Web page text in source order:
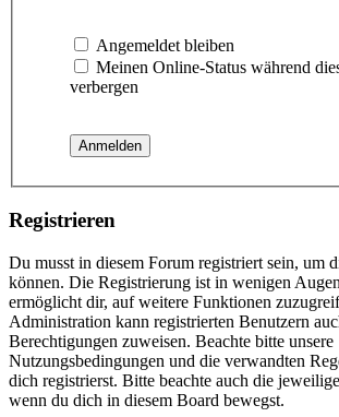
Angemeldet bleiben
Meinen Online-Status während
verbergen
Registrieren
Du musst in diesem Forum registriert sein, um
können. Die Registrierung ist in wenigen
ermöglicht dir, auf weitere Funktionen
Administration kann registrierten Benutzern
Berechtigungen zuweisen. Beachte bitte unsere
Nutzungsbedingungen und die verwandten
dich registrierst. Bitte beachte auch die
wenn du dich in diesem Board bewegst.